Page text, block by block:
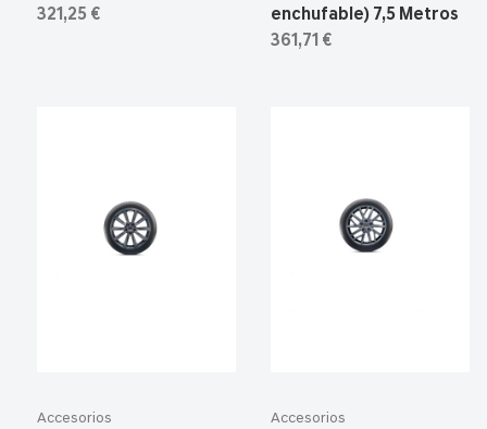
321,25 €
enchufable) 7,5 Metros
361,71 €
Accesorios Accesorios